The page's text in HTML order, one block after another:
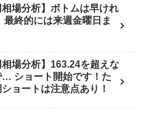
相場分析】ボトムは早けれ
最終的には来週金曜日ま
相場分析】163.24を超えな
… ショート開始です！た
ョートは注意点あり！